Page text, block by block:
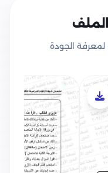
الجودة